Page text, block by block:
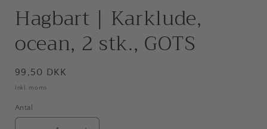
Hagbart | Karklude,
ocean, 2 stk., GOTS
Normalpris
99,50 DKK
Inkl. moms
Antal
Antal